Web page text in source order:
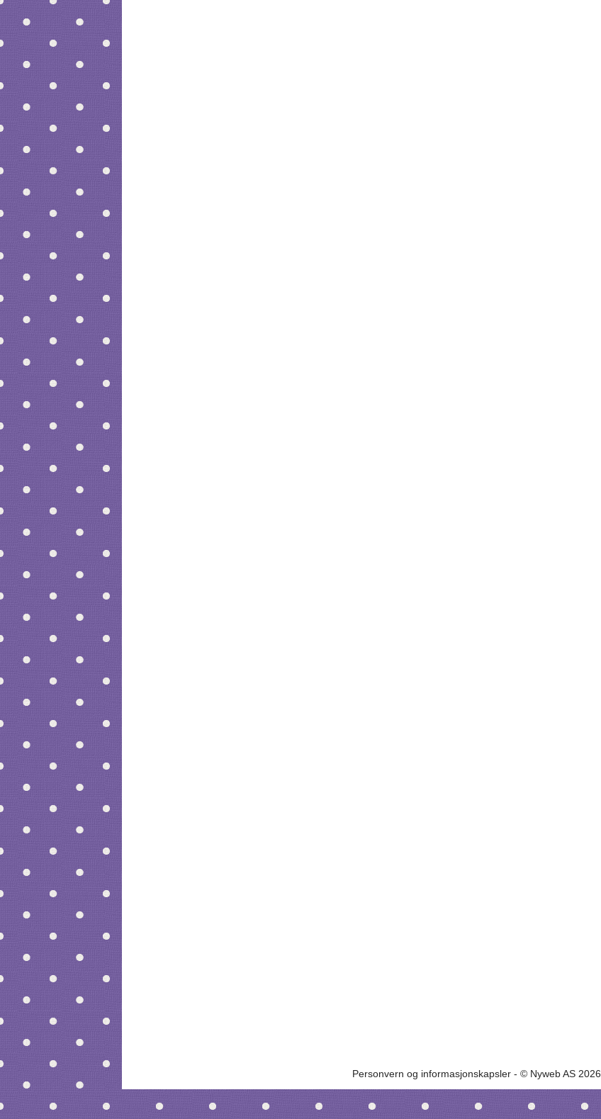
Personvern og informasjonskapsler- © Nyweb AS 2026